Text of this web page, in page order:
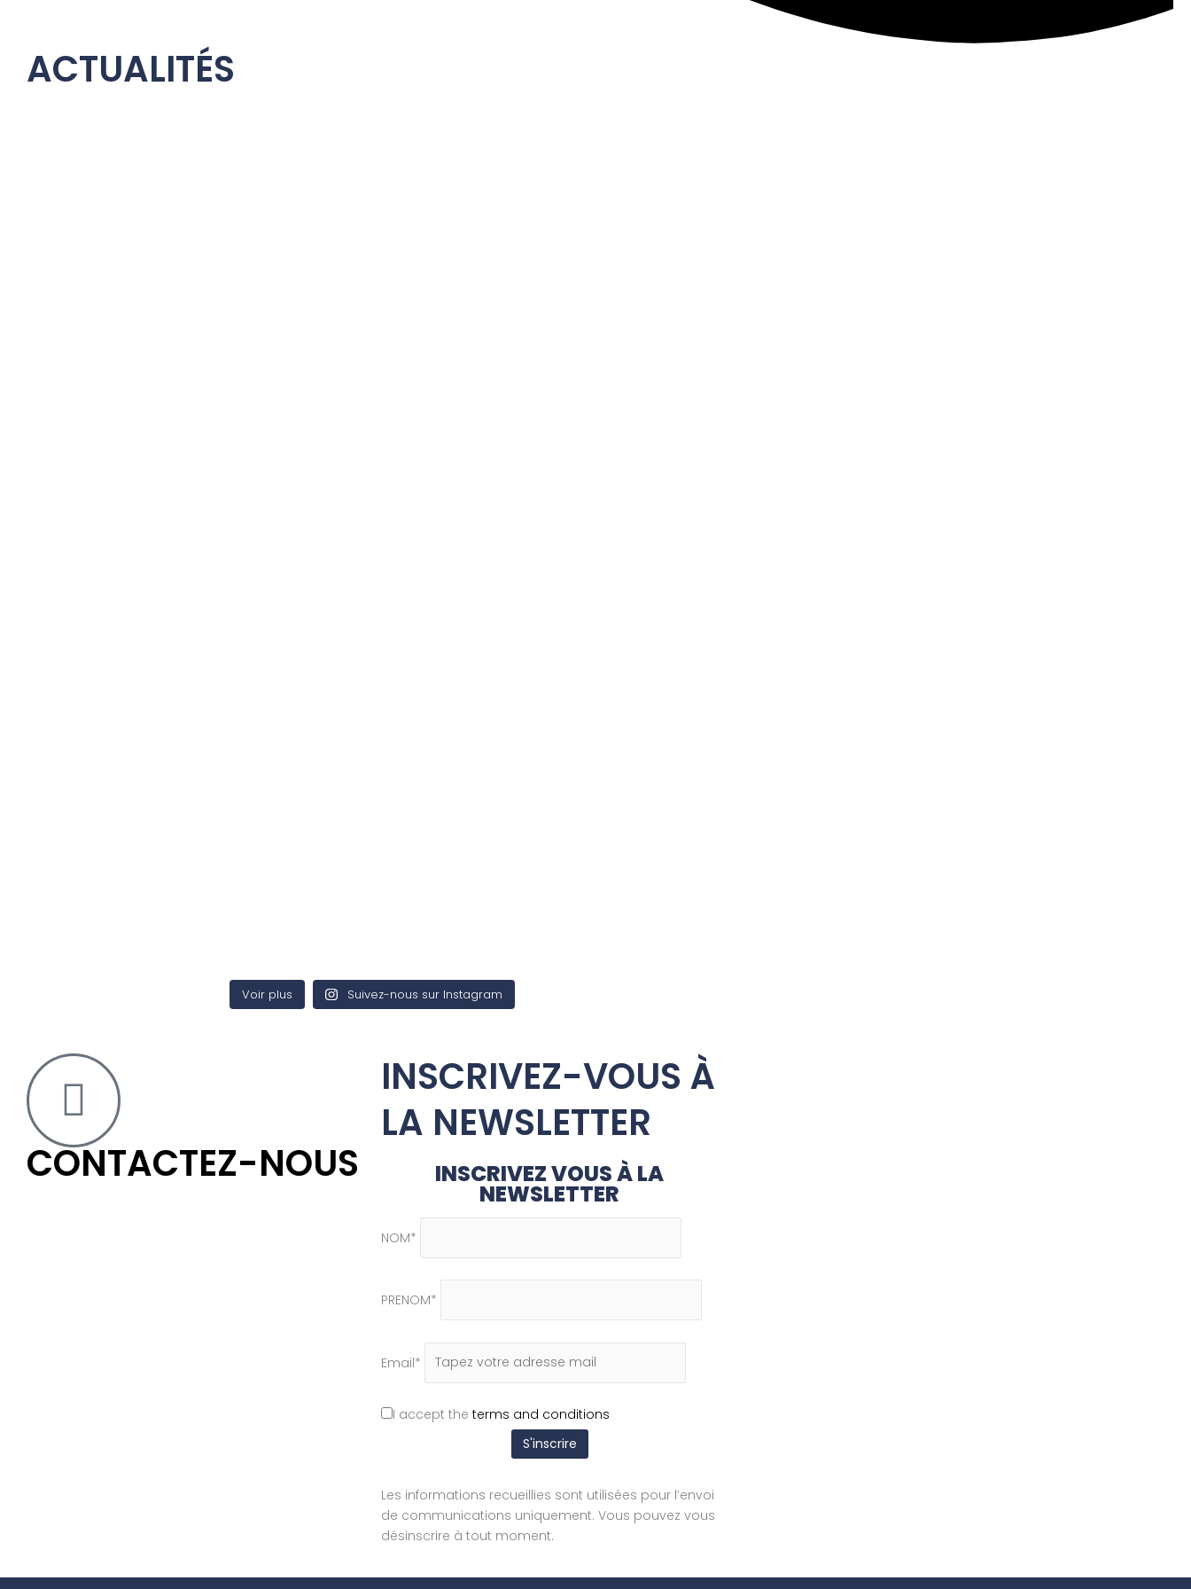
ACTUALITÉS
Voir plus Suivez-nous sur Instagram
CONTACTEZ-NOUS
INSCRIVEZ-VOUS À
LA NEWSLETTER
INSCRIVEZ VOUS À LA
NEWSLETTER
NOM*
PRENOM*
Email*
I accept the terms and conditions
Les informations recueillies sont utilisées pour l’envoi
de communications uniquement. Vous pouvez vous
désinscrire à tout moment.